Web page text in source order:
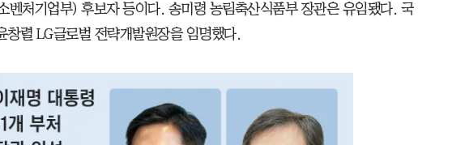
벤처기업부) 후보자 등이다. 송미령 농림축산식품부 장관은 유임됐다. 국
창렬 LG글로벌 전략개발원장을 임명했다.